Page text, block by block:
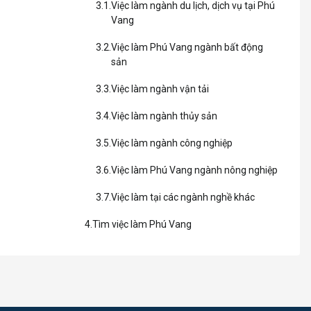
quan trọng
Việc làm ngành du lịch, dịch vụ tại Phú
Vang
Việc làm Phú Vang ngành bất động
sản
Việc làm ngành vận tải
Việc làm ngành thủy sản
Việc làm ngành công nghiệp
Việc làm Phú Vang ngành nông nghiệp
Việc làm tại các ngành nghề khác
Tìm việc làm Phú Vang